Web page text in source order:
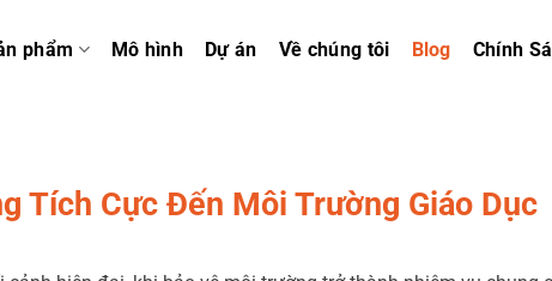
phẩm Mô hình Dự án Về chúng tôi Blog Chính
Tích Cực Đến Môi Trường Giáo Dục